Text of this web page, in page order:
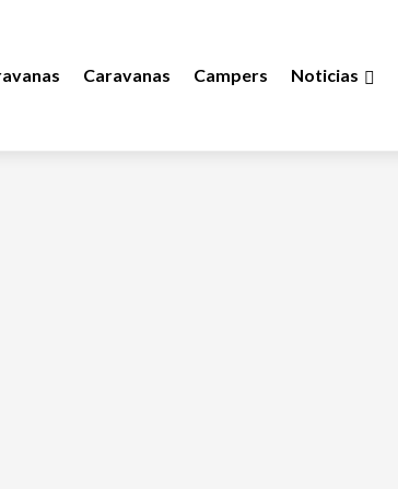
Caravanas Campers Noticias